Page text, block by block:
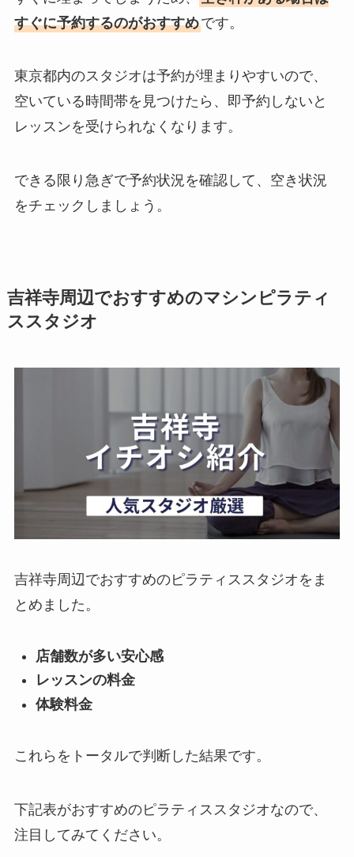
すぐに予約するのがおすすめです。
東京都内のスタジオは予約が埋まりやすいので、
空いている時間帯を見つけたら、即予約しないと
レッスンを受けられなくなります。
できる限り急ぎで予約状況を確認して、空き状況
をチェックしましょう。
吉祥寺周辺でおすすめのマシンピラティ
ススタジオ
吉祥寺周辺でおすすめのピラティススタジオをま
とめました。
店舗数が多い安心感
レッスンの料金
体験料金
これらをトータルで判断した結果です。
下記表がおすすめのピラティススタジオなので、
注目してみてください。